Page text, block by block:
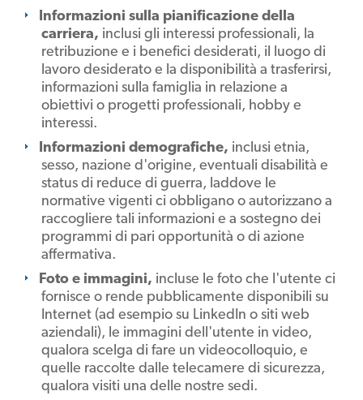
Informazioni sulla pianificazione della
carriera, inclusi gli interessi professionali, la
retribuzione e i benefici desiderati, il luogo di
lavoro desiderato e la disponibilità a trasferirsi,
informazioni sulla famiglia in relazione a
obiettivi o progetti professionali, hobby e
interessi.
Informazioni demografiche, inclusi etnia,
sesso, nazione d'origine, eventuali disabilità e
status di reduce di guerra, laddove le
normative vigenti ci obbligano o autorizzano a
raccogliere tali informazioni e a sostegno dei
programmi di pari opportunità o di azione
affermativa.
Foto e immagini, incluse le foto che l'utente ci
fornisce o rende pubblicamente disponibili su
Internet (ad esempio su LinkedIn o siti web
aziendali), le immagini dell'utente in video,
qualora scelga di fare un videocolloquio, e
quelle raccolte dalle telecamere di sicurezza,
qualora visiti una delle nostre sedi.